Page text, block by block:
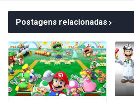
Postagens relacionadas